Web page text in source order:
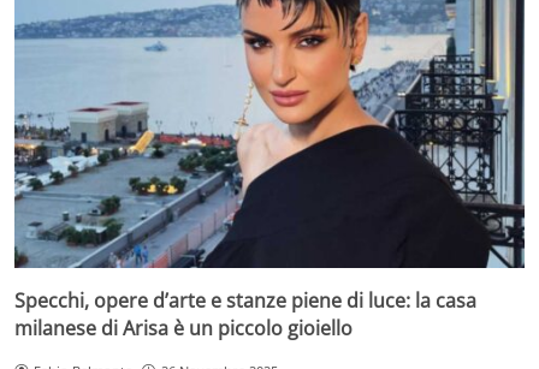
Specchi, opere d’arte e stanze piene di luce: la casa
milanese di Arisa è un piccolo gioiello